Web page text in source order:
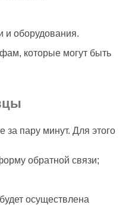
и оборудования.
которые могут быть
пару минут. Для этого
обратной связи;
осуществлена